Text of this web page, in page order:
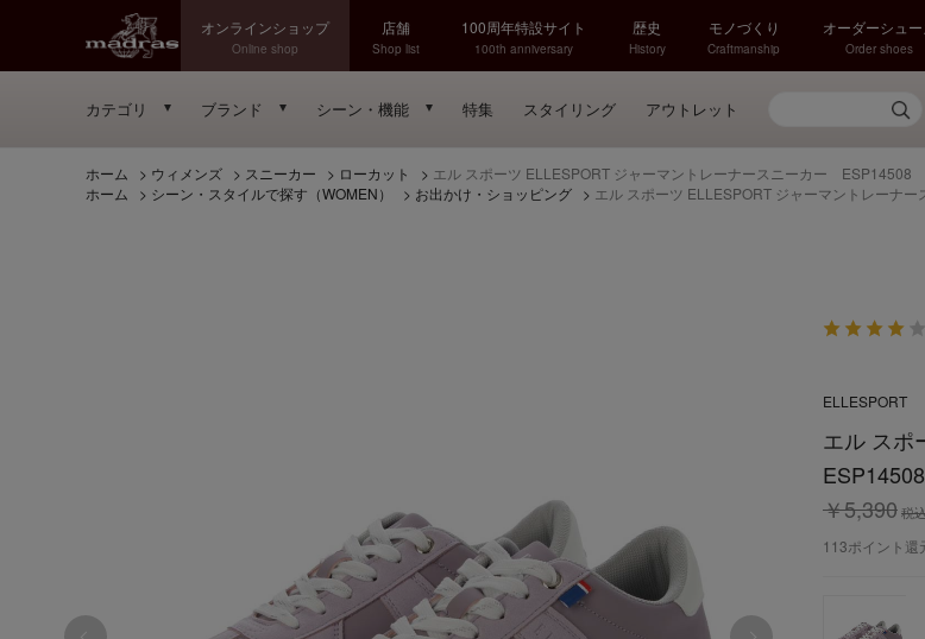
オンラインショップ
Online shop
店舗
Shop list
100周年特設サイト
100th anniversary
歴史
History
モノづくり
Craftmanship
オーダーシュ
Order shoes
カテゴリ ブランド シーン・機能 特集 スタイリング アウトレット
ホーム > ウィメンズ > スニーカー > ローカット > エル スポーツ ELLESPORT ジャーマントレーナースニーカー ESP14508
ホーム
> シーン・スタイルで探す（WOMEN） > お出かけ・ショッピング > エル スポーツ ELLESPORT ジャーマントレーナ
エル スポ
ESP14508
￥5,390税
ELLESPORT
113ポイント還